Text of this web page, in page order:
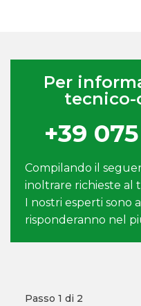
Per
tecnico-
+39
Compilando il
inoltrare richieste al
I nostri esperti sono
risponderanno nel
Passo 1 di 2